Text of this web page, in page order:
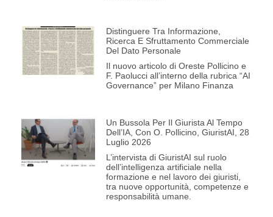
Distinguere Tra Informazione,
Ricerca E Sfruttamento Commerciale
Del Dato Personale
Il nuovo articolo di Oreste Pollicino e
F. Paolucci all’interno della rubrica “AI
Governance” per Milano Finanza
Un Bussola Per Il Giurista Al Tempo
Dell’IA, Con O. Pollicino, GiuristAI, 28
Luglio 2026
L’intervista di GiuristAI sul ruolo
dell’intelligenza artificiale nella
formazione e nel lavoro dei giuristi,
tra nuove opportunità, competenze e
responsabilità umane.